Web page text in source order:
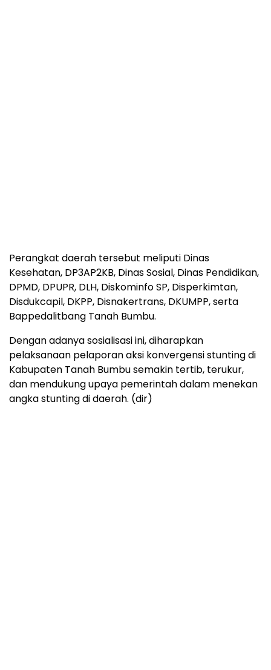
Perangkat daerah tersebut meliputi Dinas
Kesehatan, DP3AP2KB, Dinas Sosial, Dinas Pendidikan,
DPMD, DPUPR, DLH, Diskominfo SP, Disperkimtan,
Disdukcapil, DKPP, Disnakertrans, DKUMPP, serta
Bappedalitbang Tanah Bumbu.
Dengan adanya sosialisasi ini, diharapkan
pelaksanaan pelaporan aksi konvergensi stunting di
Kabupaten Tanah Bumbu semakin tertib, terukur,
dan mendukung upaya pemerintah dalam menekan
angka stunting di daerah. (dir)